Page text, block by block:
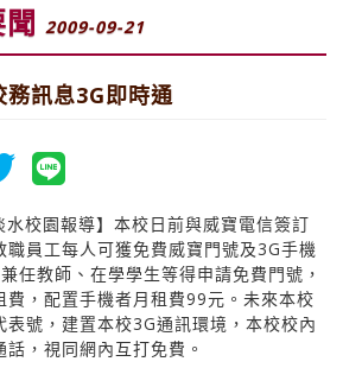
2009-09-21
訊息3G即時通
水校園報導】本校日前與威寶電信簽訂
職員工每人可獲免費威寶門號及3G手機
任教師、在學學生等得申請免費門號，
費，配置手機者月租費99元。未來本校
表號，建置本校3G通訊環境，本校校內
，視同網內互打免費。